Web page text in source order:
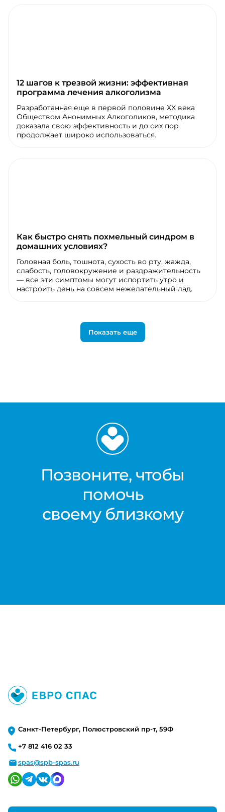
12 шагов к трезвой жизни: эффективная
программа лечения алкоголизма
Разработанная еще в первой половине XX века
Обществом Анонимных Алкоголиков, методика
доказала свою эффективность и до сих пор
продолжает широко использоваться.
Как быстро снять похмельный синдром в
домашних условиях?
Головная боль, тошнота, сухость во рту, жажда,
слабость, головокружение и раздражительность
— все эти симптомы могут испортить утро и
настроить день на совсем нежелательный лад.
Показать еще
Позвоните, чтобы
помочь
своему близкому
Санкт-Петербург, Полюстровский пр-т, 59Ф
+7 812 416 02 33
spas@spb-spas.ru